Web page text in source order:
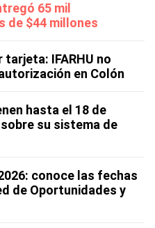
65 mil
de $44 millones
tarjeta: IFARHU no
en Colón
hasta el 18 de
su sistema de
conoce las fechas
de Oportunidades y